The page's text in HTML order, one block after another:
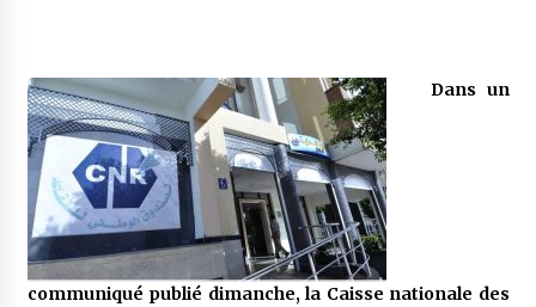
« Père, tiens-moi, je vais tomber ! »
5 ans ago
Le bouc de l’Au-delà
5 ans ago
Dans un
communiqué publié dimanche, la Caisse nationale des